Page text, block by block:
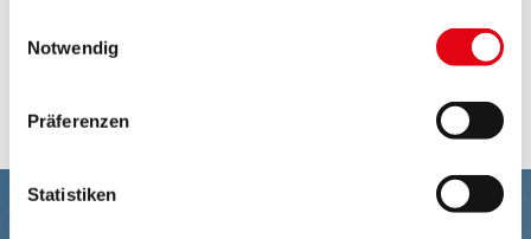
Notwendig
Präferenzen
Statistiken
Ausgleichszulage 2022